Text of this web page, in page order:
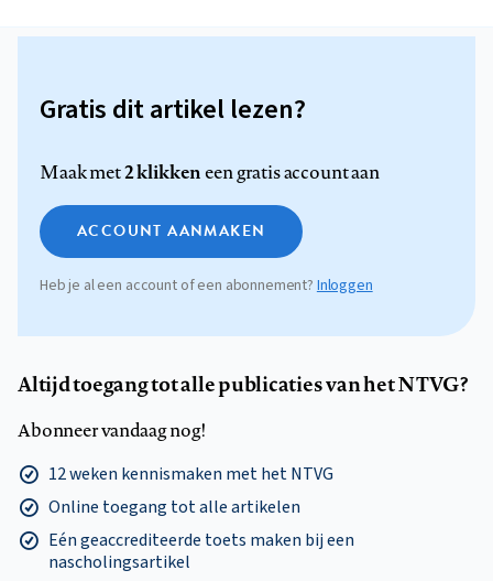
Gratis dit artikel lezen?
Maak met2 klikkeneen gratis account aan
ACCOUNT AANMAKEN
Heb je al een account of een abonnement? Inloggen
Altijd toegang tot alle publicaties van het NTVG?
Abonneer vandaag nog!
12 weken kennismaken met het NTVG
Online toegang tot alle artikelen
Eén geaccrediteerde toets maken bij een
nascholingsartikel